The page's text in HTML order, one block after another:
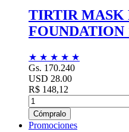
TIRTIR MASK
★ ★ ★ ★ ★
Gs. 170.240
USD 28.00
R$ 148,12
Cómpralo
Promociones